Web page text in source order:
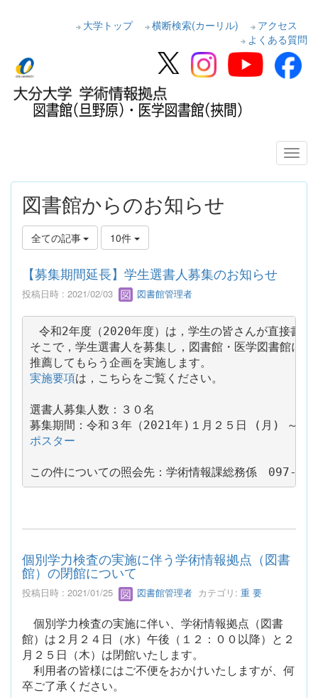
大学トップ 横断検索(カーリル)
アクセス
よくある質問
図書館からのお知らせ
全ての記事 10件
【募集期間延長】学生選書人募集のお知らせ
投稿日時 : 2021/02/03 図書館管理者
令和2年度（2020年度）は，学生の皆さんが直接書
そこで，学生選書人を募集し，図書館・医学図書館に
実施要項は，こちらをご覧ください。
選書人募集人数：３０名
ポスター
この件についての照会先：学術情報課総務係　097-
個別学力検査の実施に伴う学術情報拠点（図書
館）の閉館について
投稿日時 : 2021/01/25 図書館管理者 カテゴリ: 重 要
個別学力検査の実施に伴い、学術情報拠点（図書
館）は２月２４日（水）午後（１２：００以降）と２
月２５日（木）は閉館いたします。
利用者の皆様にはご不便をおかけいたしますが、何
卒ご了承ください。